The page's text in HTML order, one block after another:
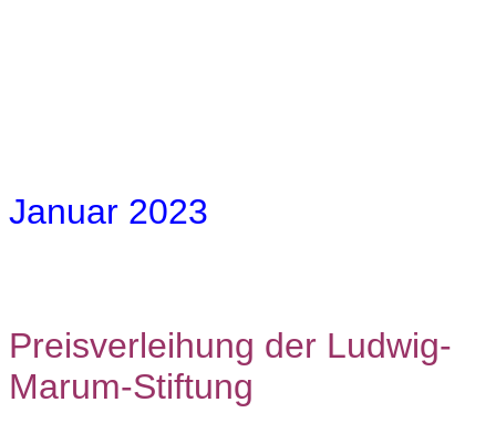
Januar 2023
Preisverleihung der Ludwig-
Marum-Stiftung